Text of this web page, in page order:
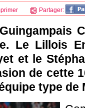
Partager:
Le Lillois
et le
de cette
type de